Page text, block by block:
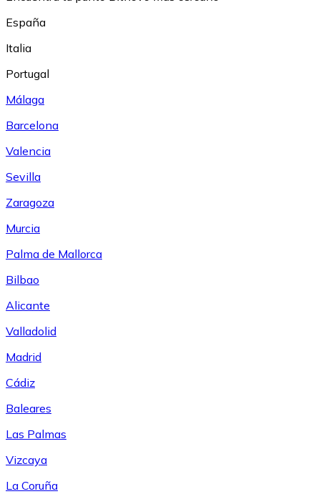
España
Italia
Portugal
Málaga
Barcelona
Valencia
Sevilla
Zaragoza
Murcia
Palma de Mallorca
Bilbao
Alicante
Valladolid
Madrid
Cádiz
Baleares
Las Palmas
Vizcaya
La Coruña